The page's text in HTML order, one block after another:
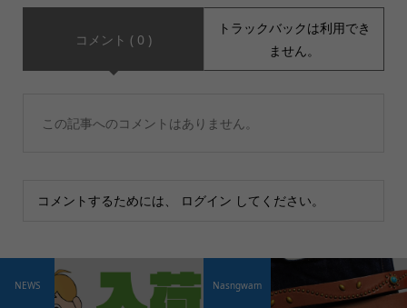
コメント ( 0 )
トラックバックは利用でき
ません。
この記事へのコメントはありません。
コメントするためには、 ログイン してください。
NEWS Nasngwam